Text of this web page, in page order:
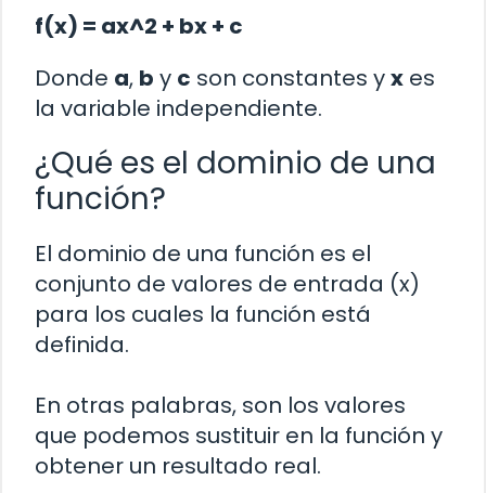
f(x) = ax^2 + bx + c
Donde a, b y c son constantes yx es
la variable independiente.
¿Qué es el dominio de una
función?
El dominio de una función es el
conjunto de valores de entrada (x)
para los cuales la función está
definida.
En otras palabras, son los valores
que podemos sustituir en la función y
obtener un resultado real.